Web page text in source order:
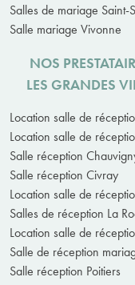
Salles de mariage Saint-
Salle mariage Vivonne
NOS
LES GRANDES
Location salle de
Location salle de
Salle réception
Salle réception Civray
Location salle de
Salles de réception La
Location salle de
Salle de réception
Salle réception Poitiers